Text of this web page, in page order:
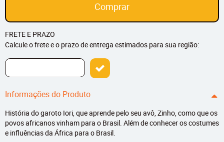
Comprar
FRETE E PRAZO
Calcule o frete e o prazo de entrega estimados para sua região:
Informações do Produto
História do garoto Iori, que aprende pelo seu avô, Zinho, como que os
povos africanos vinham para o Brasil. Além de conhecer os costumes
e influências da África para o Brasil.